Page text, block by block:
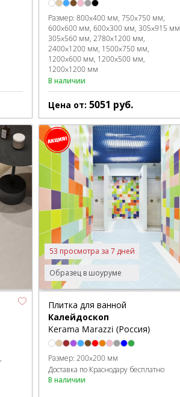
Размер:800x400 мм 750x750 мм
600x600 мм 600x300 мм 305x915 мм
305x560 мм 2780x1200 мм
2400x1200 мм 1500x750 мм
1200x600 мм 1200x500 мм
1200x1200 мм
В наличии
Цена от:5051 руб.
Образец в шоуруме
53 просмотра за 7 дней
Плитка для ванной
Калейдоскоп
Kerama Marazzi (Россия)
Размер:200x200 мм
Доставка по Краснодару бесплатно
В наличии